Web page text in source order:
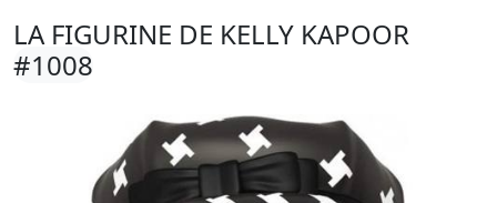
LA FIGURINE DE KELLY KAPOOR
#1008